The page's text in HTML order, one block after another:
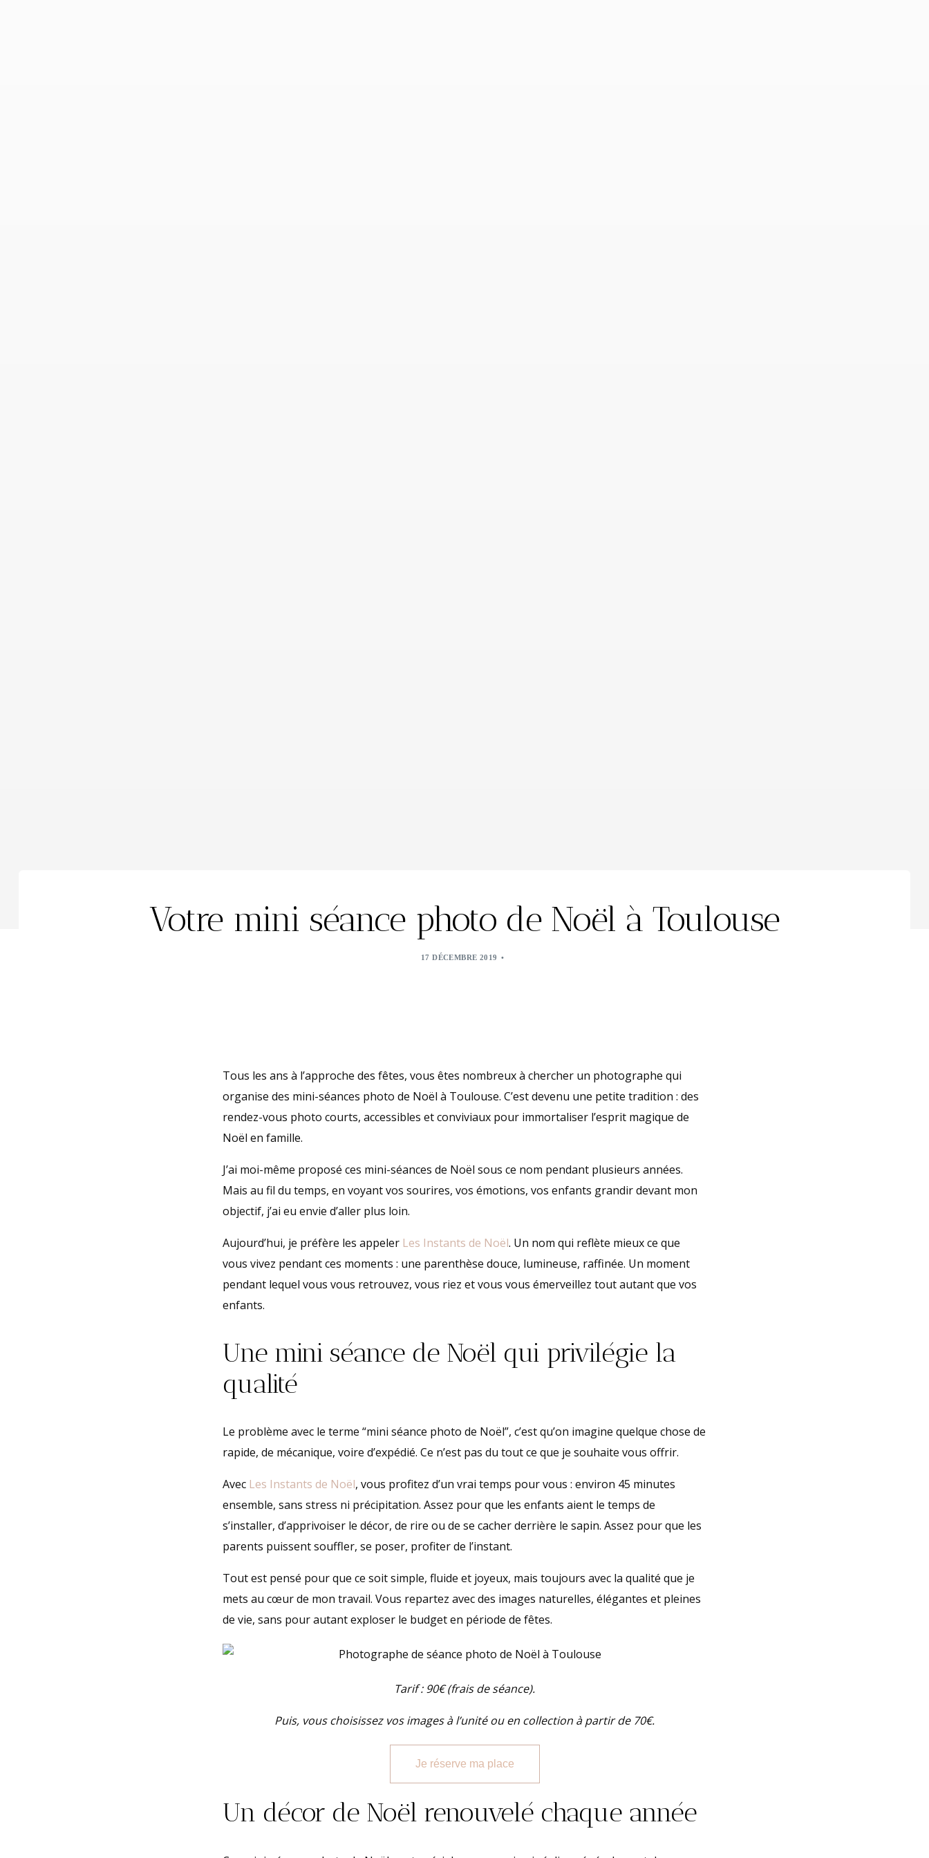
Votre mini séance photo de Noël à Toulouse
17 DÉCEMBRE 2019
Tous les ans à l’approche des fêtes, vous êtes nombreux à chercher un photographe qui
organise des mini-séances photo de Noël à Toulouse. C’est devenu une petite tradition : des
rendez-vous photo courts, accessibles et conviviaux pour immortaliser l’esprit magique de
Noël en famille.
J’ai moi-même proposé ces mini-séances de Noël sous ce nom pendant plusieurs années.
Mais au fil du temps, en voyant vos sourires, vos émotions, vos enfants grandir devant mon
objectif, j’ai eu envie d’aller plus loin.
Aujourd’hui, je préfère les appeler Les Instants de Noël. Un nom qui reflète mieux ce que
vous vivez pendant ces moments : une parenthèse douce, lumineuse, raffinée. Un moment
pendant lequel vous vous retrouvez, vous riez et vous vous émerveillez tout autant que vos
enfants.
Une mini séance de Noël qui privilégie la
qualité
Le problème avec le terme “mini séance photo de Noël”, c’est qu’on imagine quelque chose de
rapide, de mécanique, voire d’expédié. Ce n’est pas du tout ce que je souhaite vous offrir.
Avec Les Instants de Noël, vous profitez d’un vrai temps pour vous : environ 45 minutes
ensemble, sans stress ni précipitation. Assez pour que les enfants aient le temps de
s’installer, d’apprivoiser le décor, de rire ou de se cacher derrière le sapin. Assez pour que les
parents puissent souffler, se poser, profiter de l’instant.
Tout est pensé pour que ce soit simple, fluide et joyeux, mais toujours avec la qualité que je
mets au cœur de mon travail. Vous repartez avec des images naturelles, élégantes et pleines
de vie, sans pour autant exploser le budget en période de fêtes.
Tarif : 90€ (frais de séance).
Puis, vous choisissez vos images à l’unité ou en collection à partir de 70€.
Je réserve ma place
Un décor de Noël renouvelé chaque année